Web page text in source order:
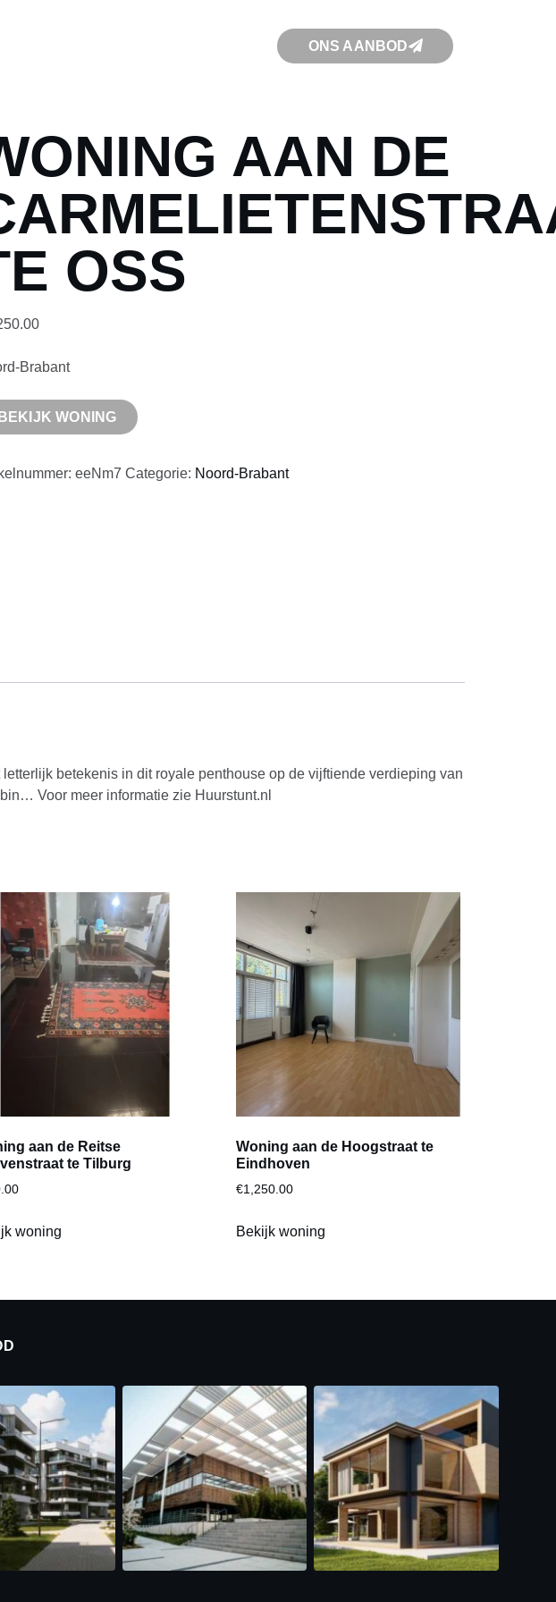
ONS AANBOD
AAN DE
OSS
Brabant
BEKIJK WONING
eeNm7 Categorie: Noord-Brabant
betekenis in dit royale penthouse op de vijftiende verdieping van
Voor meer informatie zie Huurstunt.nl
aan de Reitse
te Tilburg
woning
Woning aan de Hoogstraat te
Eindhoven
€1,250.00
Bekijk woning